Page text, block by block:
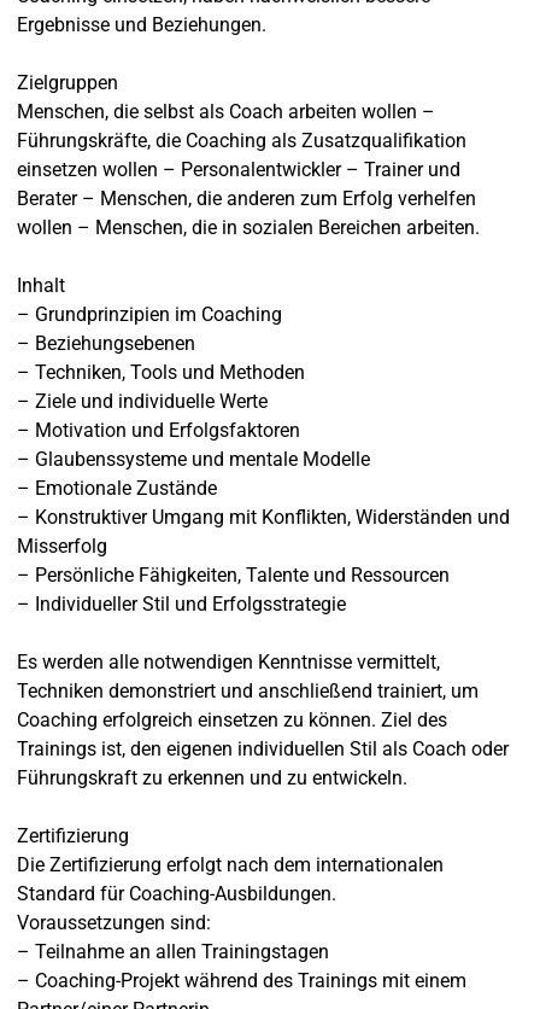
Ergebnisse und Beziehungen.
Zielgruppen
Menschen, die selbst als Coach arbeiten wollen –
Führungskräfte, die Coaching als Zusatzqualifikation
einsetzen wollen – Personalentwickler – Trainer und
Berater – Menschen, die anderen zum Erfolg verhelfen
wollen – Menschen, die in sozialen Bereichen arbeiten.
Inhalt
– Grundprinzipien im Coaching
– Beziehungsebenen
– Techniken, Tools und Methoden
– Ziele und individuelle Werte
– Motivation und Erfolgsfaktoren
– Glaubenssysteme und mentale Modelle
– Emotionale Zustände
– Konstruktiver Umgang mit Konflikten, Widerständen und
Misserfolg
– Persönliche Fähigkeiten, Talente und Ressourcen
– Individueller Stil und Erfolgsstrategie
Es werden alle notwendigen Kenntnisse vermittelt,
Techniken demonstriert und anschließend trainiert, um
Coaching erfolgreich einsetzen zu können. Ziel des
Trainings ist, den eigenen individuellen Stil als Coach oder
Führungskraft zu erkennen und zu entwickeln.
Zertifizierung
Die Zertifizierung erfolgt nach dem internationalen
Standard für Coaching-Ausbildungen.
Voraussetzungen sind:
– Teilnahme an allen Trainingstagen
– Coaching-Projekt während des Trainings mit einem